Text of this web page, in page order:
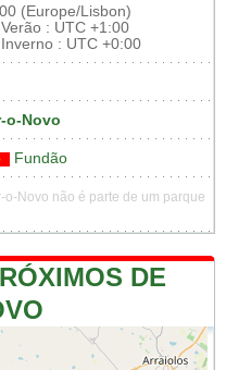
(Europe/Lisbon)
: UTC +1:00
: UTC +0:00
o-Novo
Fundão
o-Novo não é parte de um parque
DE